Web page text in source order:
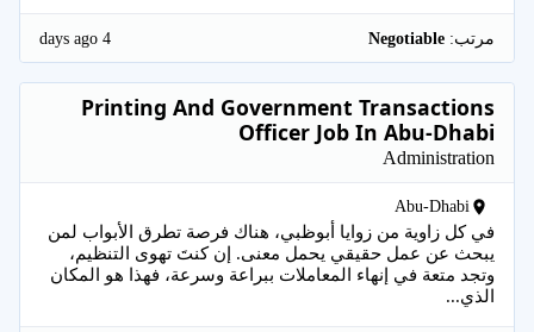
مرتب: 4 days ago
Printing And Government Transactions
Officer Job In Abu-Dhabi
Administration
Abu-Dhabi
في كل زاوية من زوايا أبوظبي، هناك فرصة تطرق الأبواب لمن
يبحث عن عمل حقيقي يحمل معنى. إن كنتَ تهوى التنظيم،
وتجد متعة في إنهاء المعاملات ببراعة وسرعة، فهذا هو المكان
الذي...